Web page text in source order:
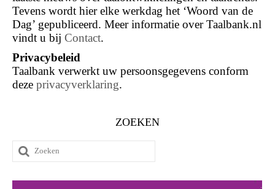
Tevens wordt hier elke werkdag het ‘Woord van de
Dag’ gepubliceerd. Meer informatie over Taalbank.nl
vindt u bij Contact.
Privacybeleid
Taalbank verwerkt uw persoonsgegevens conform
deze privacyverklaring.
ZOEKEN
Zoeken
naar: